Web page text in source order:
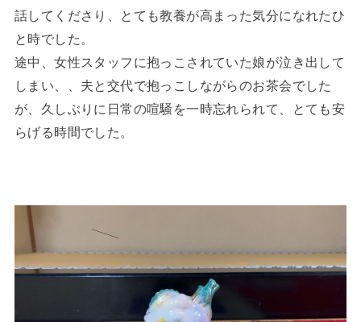
話してくださり、とても教養が高まった気分になれたひ
と時でした。
途中、女性スタッフに抱っこされていた娘が泣き出して
しまい、、夫と交代で抱っこしながらのお茶会でした
が、久しぶりに日常の喧騒を一時忘れられて、とても安
らげる時間でした。